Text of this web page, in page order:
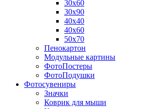
30х60
30х90
40х40
40х60
50х70
Пенокартон
Модульные картины
ФотоПостеры
ФотоПодушки
Фотоcувениры
Значки
Коврик для мыши